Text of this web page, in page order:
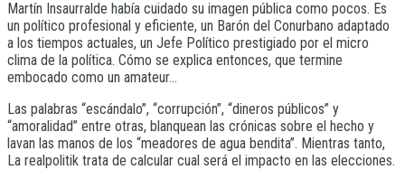
Martín Insaurralde había cuidado su imagen pública como pocos. Es
un político profesional y eficiente, un Barón del Conurbano adaptado
a los tiempos actuales, un Jefe Político prestigiado por el micro
clima de la política. Cómo se explica entonces, que termine
embocado como un amateur…
Las palabras “escándalo”, “corrupción”, “dineros públicos” y
“amoralidad” entre otras, blanquean las crónicas sobre el hecho y
lavan las manos de los “meadores de agua bendita”. Mientras tanto,
La realpolitik trata de calcular cual será el impacto en las elecciones.